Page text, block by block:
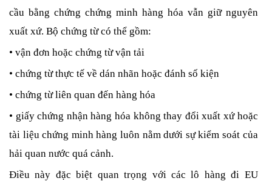
cầu bằng chứng chứng minh hàng hóa vẫn giữ nguyên
xuất xứ. Bộ chứng từ có thể gồm:
• vận đơn hoặc chứng từ vận tải
• chứng từ thực tế về dán nhãn hoặc đánh số kiện
• chứng từ liên quan đến hàng hóa
• giấy chứng nhận hàng hóa không thay đổi xuất xứ hoặc
tài liệu chứng minh hàng luôn nằm dưới sự kiểm soát của
hải quan nước quá cảnh.
Điều này đặc biệt quan trọng với các lô hàng đi EU